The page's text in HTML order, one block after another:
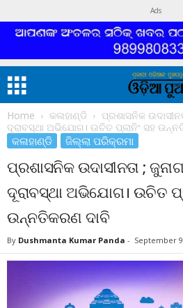
Ads
Home କଳାହାଣ୍ଡି
ପ୍ରଶାସନିକ
ଦୂରାବସ୍ଥା ଅଭିଯୋଗ। ଉଚିତ ପ୍ଲାନିଂ ସହ
କଳାହାଣ୍ଡି ଜିଲ୍ଲା ପରିକ୍ରମା
ପ୍ରଶାସନିକ ଉଦାସୀନତା ;
ଦୂରାବସ୍ଥା ଅଭିଯୋଗ। ଉଚିତ
ଉନ୍ନତିକରଣ ଦାବି
By Dushmanta Kumar Panda - September